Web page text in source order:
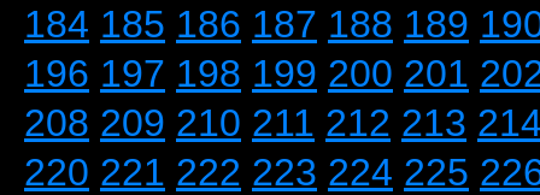
184 185 186 187 188 189
196 197 198 199 200 201
208 209 210 211 212 213
220 221 222 223 224 225